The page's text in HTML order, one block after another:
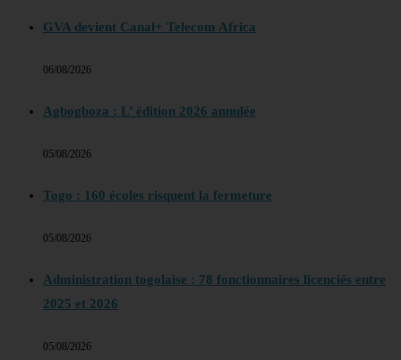
GVA devient Canal+ Telecom Africa
06/08/2026
Agbogboza : L’ édition 2026 annulée
05/08/2026
Togo : 160 écoles risquent la fermeture
05/08/2026
Administration togolaise : 78 fonctionnaires licenciés entre
2025 et 2026
05/08/2026